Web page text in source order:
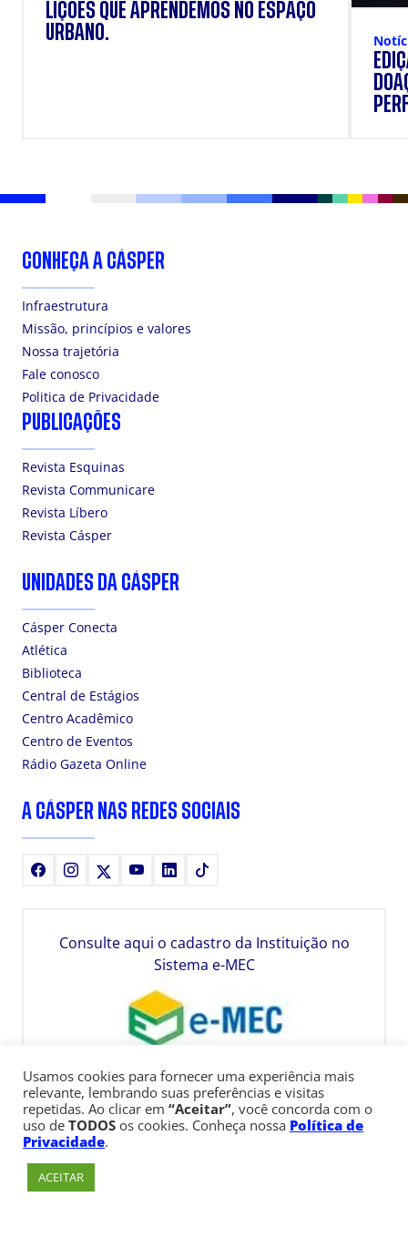
LIÇÕES QUE APRENDEMOS NO ESPAÇO
URBANO.
CONHEÇA A CÁSPER
Infraestrutura
Missão, princípios e valores
Nossa trajetória
Fale conosco
Politica de Privacidade
PUBLICAÇÕES
Revista Esquinas
Revista Communicare
Revista Líbero
Revista Cásper
UNIDADES DA CÁSPER
Cásper Conecta
Atlética
Biblioteca
Central de Estágios
Centro Acadêmico
Centro de Eventos
Rádio Gazeta Online
A CÁSPER NAS REDES SOCIAIS
FacebookInstagram YoutubeLinkedIn
Consulte aqui o cadastro da Instituição no
Sistema e-MEC
Usamos cookies para fornecer uma experiência mais
relevante, lembrando suas preferências e visitas
repetidas. Ao clicar em “Aceitar”, você concorda com o
uso de TODOS os cookies. Conheça nossa Política de
Privacidade.
ACEITAR